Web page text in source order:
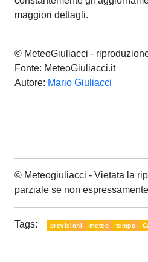
maggiori dettagli.
© MeteoGiuliacci -
Fonte: MeteoGiuliacci.it
Autore: Mario Giuliacci
© Meteogiuliacci - Vietata la
parziale se non
Tags: previsioni meteo tempo